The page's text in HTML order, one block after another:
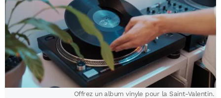
Offrez un album vinyle pour la Saint-Valentin.